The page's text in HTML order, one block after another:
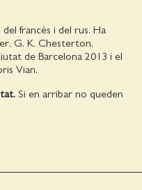
francès i del rus. Ha
G. K. Chesterton,
de Barcelona 2013 i el
Vian.
Si en arribar no queden